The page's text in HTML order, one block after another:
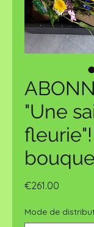
"Une
fleurie"!
€261.00
Mode de